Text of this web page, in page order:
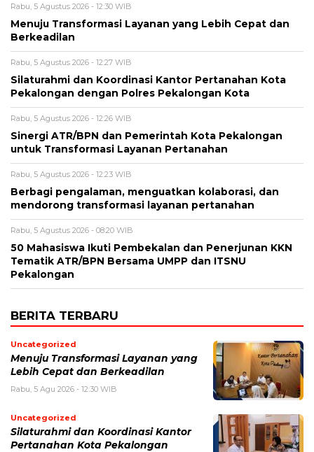
Rabu, 5 Agustus 2026 - 12:30 WIB
Menuju Transformasi Layanan yang Lebih Cepat dan
Berkeadilan
Rabu, 5 Agustus 2026 - 12:27 WIB
Silaturahmi dan Koordinasi Kantor Pertanahan Kota
Pekalongan dengan Polres Pekalongan Kota
Rabu, 5 Agustus 2026 - 12:26 WIB
Sinergi ATR/BPN dan Pemerintah Kota Pekalongan
untuk Transformasi Layanan Pertanahan
Rabu, 5 Agustus 2026 - 12:23 WIB
Berbagi pengalaman, menguatkan kolaborasi, dan
mendorong transformasi layanan pertanahan
Rabu, 5 Agustus 2026 - 08:20 WIB
50 Mahasiswa Ikuti Pembekalan dan Penerjunan KKN
Tematik ATR/BPN Bersama UMPP dan ITSNU
Pekalongan
BERITA TERBARU
Uncategorized
Menuju Transformasi Layanan yang
Lebih Cepat dan Berkeadilan
Rabu, 5 Agu 2026 - 12:30 WIB
Uncategorized
Silaturahmi dan Koordinasi Kantor
Pertanahan Kota Pekalongan